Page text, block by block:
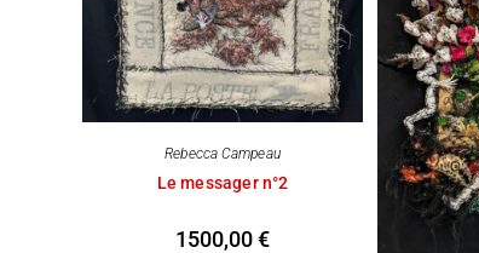
Rebecca Campeau
Le messager n°2
1500,00€